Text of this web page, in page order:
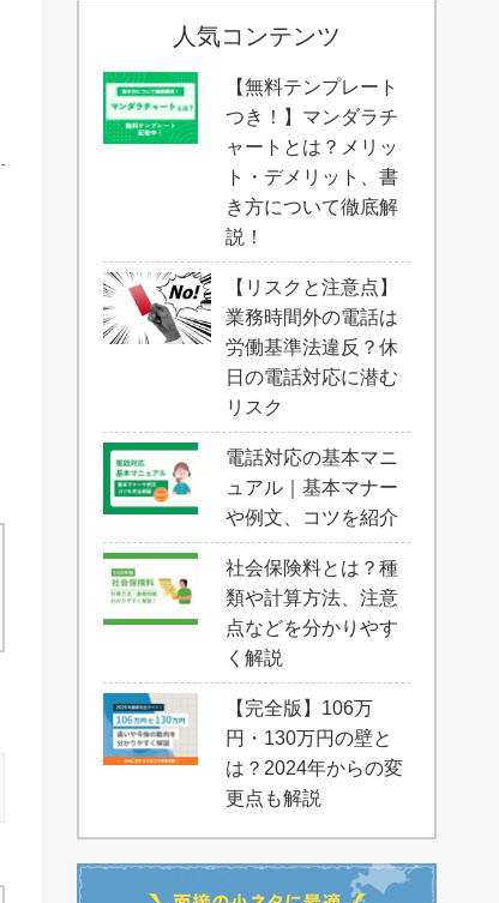
人気コンテンツ
【無料テンプレート
つき！】マンダラチ
ャートとは？メリッ
ト・デメリット、書
き方について徹底解
説！
【リスクと注意点】
業務時間外の電話は
労働基準法違反？休
日の電話対応に潜む
リスク
電話対応の基本マニ
ュアル｜基本マナー
や例文、コツを紹介
社会保険料とは？種
類や計算方法、注意
点などを分かりやす
く解説
【完全版】106万
円・130万円の壁と
は？2024年からの変
更点も解説